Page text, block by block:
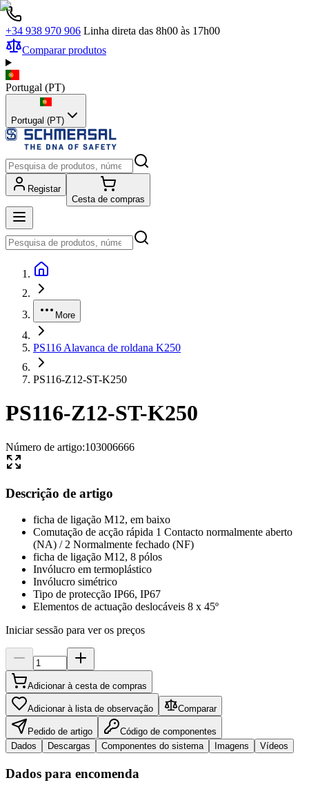
+34 938 970 906 Linha direta das 8h00 às 17h00
Comparar produtos
Portugal (PT)
Portugal (PT)
Registar
Cesta de compras
More
PS116 Alavanca de roldana K250
PS116-Z12-ST-K250
PS116-Z12-ST-K250
Número de artigo:103006666
Descrição de artigo
ficha de ligação M12, em baixo
Comutação de acção rápida 1 Contacto normalmente aberto
(NA) / 2 Normalmente fechado (NF)
ficha de ligação M12, 8 pólos
Invólucro em termoplástico
Invólucro simétrico
Tipo de protecção IP66, IP67
Elementos de actuação deslocáveis 8 x 45º
Iniciar sessão para ver os preços
Adicionar à cesta de compras
Adicionar à lista de observação Comparar
Pedido de artigo
Código de componentes
Dados
Descargas Componentes do sistema Imagens Vídeos
Dados para encomenda